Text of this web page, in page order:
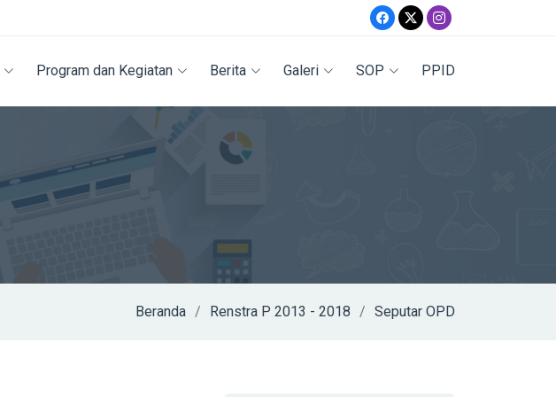
Program dan Kegiatan Berita Galeri SOP PPID
Beranda Renstra P 2013 - 2018 Seputar OPD